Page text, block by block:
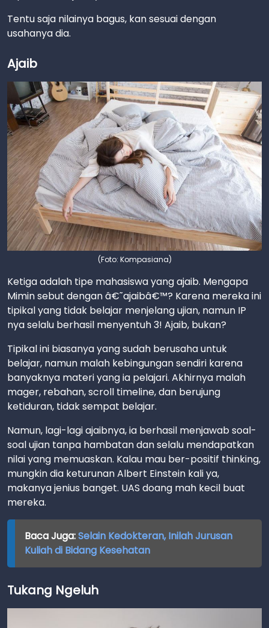
Tentu saja nilainya bagus, kan sesuai dengan
usahanya dia.
Ajaib
(Foto: Kompasiana)
Ketiga adalah tipe mahasiswa yang ajaib. Mengapa
Mimin sebut dengan â€˜ajaibâ€™? Karena mereka ini
tipikal yang tidak belajar menjelang ujian, namun IP
nya selalu berhasil menyentuh 3! Ajaib, bukan?
Tipikal ini biasanya yang sudah berusaha untuk
belajar, namun malah kebingungan sendiri karena
banyaknya materi yang ia pelajari. Akhirnya malah
mager, rebahan, scroll timeline, dan berujung
ketiduran, tidak sempat belajar.
Namun, lagi-lagi ajaibnya, ia berhasil menjawab soal-
soal ujian tanpa hambatan dan selalu mendapatkan
nilai yang memuaskan. Kalau mau ber-positif thinking,
mungkin dia keturunan Albert Einstein kali ya,
makanya jenius banget. UAS doang mah kecil buat
mereka.
Baca Juga:Selain Kedokteran, Inilah Jurusan
Kuliah di Bidang Kesehatan
Tukang Ngeluh